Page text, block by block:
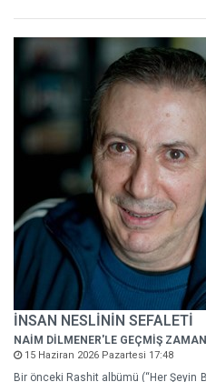
İNSAN NESLİNİN SEFALETİ
NAİM DİLMENER'LE GEÇMİŞ
15 Haziran 2026 Pazartesi 17:48
Bir önceki Rashit albümü (“Her Şeyin